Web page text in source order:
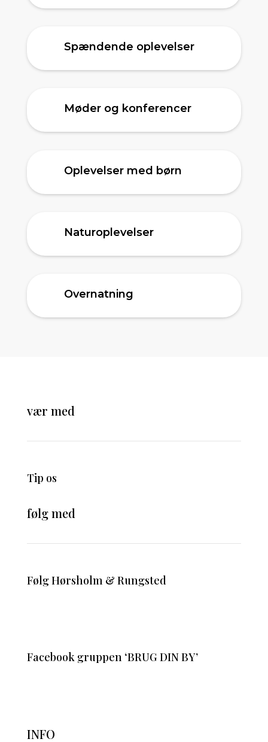
Spændende oplevelser
Møder og konferencer
Oplevelser med børn
Naturoplevelser
Overnatning
vær med
Tip os
følg med
Følg Hørsholm & Rungsted
Facebook gruppen ‘BRUG DIN BY’
INFO